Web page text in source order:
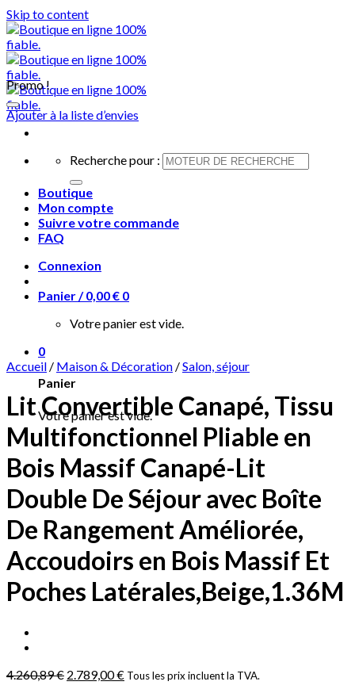
Skip to content
Recherche pour :
Boutique
Mon compte
Suivre votre commande
FAQ
Connexion
Panier /0,00€ 0
Votre panier est vide.
0
Panier
Votre panier est vide.
Promo !
Ajouter à la liste d’envies
Accueil / Maison & Décoration /Salon, séjour
Lit Convertible Canapé, Tissu
Multifonctionnel Pliable en
Bois Massif Canapé-Lit
Double De Séjour avec Boîte
De Rangement Améliorée,
Accoudoirs en Bois Massif Et
Poches Latérales,Beige,1.36M
4.260,89€ 2.789,00€ Tous les prix incluent la TVA.